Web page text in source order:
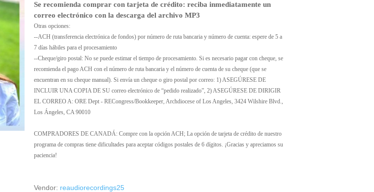
Se recomienda comprar con tarjeta de crédito: reciba inmediatamente un
correo electrónico con la descarga del archivo MP3
Otras opciones:
--ACH (transferencia electrónica de fondos) por número de ruta bancaria y número de cuenta: espere de 5 a
7 días hábiles para el procesamiento
--Cheque/giro postal: No se puede estimar el tiempo de procesamiento. Si es necesario pagar con cheque, se
recomienda el pago ACH con el número de ruta bancaria y el número de cuenta de su cheque (que se
encuentran en su cheque manual). Si envía un cheque o giro postal por correo: 1) ASEGÚRESE DE
INCLUIR UNA COPIA DE SU correo electrónico de “pedido realizado”, 2) ASEGÚRESE DE DIRIGIR
EL CORREO A: ORE Dept - RECongress/Bookkeeper, Archdiocese of Los Angeles, 3424 Wilshire Blvd.,
Los Ángeles, CA 90010
COMPRADORES DE CANADÁ: Compre con la opción ACH; La opción de tarjeta de crédito de nuestro
programa de compras tiene dificultades para aceptar códigos postales de 6 dígitos. ¡Gracias y apreciamos su
paciencia!
Vendor: reaudiorecordings25